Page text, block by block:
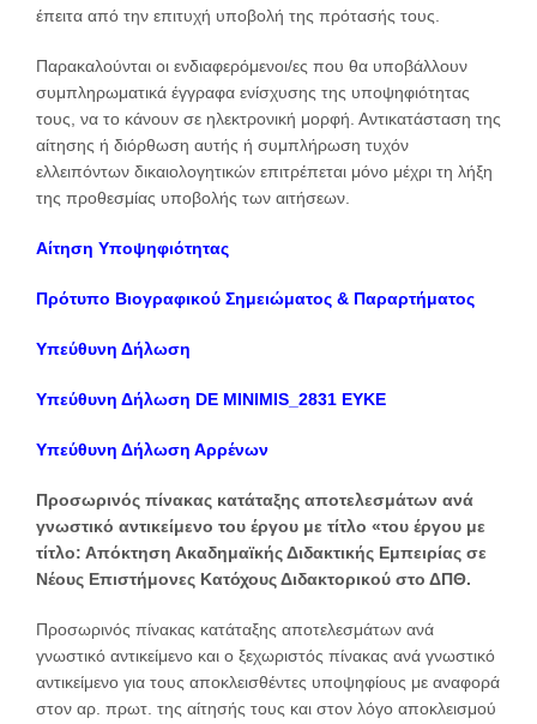
έπειτα από την επιτυχή υποβολή της πρότασής τους.
Παρακαλούνται οι ενδιαφερόμενοι/ες που θα υποβάλλουν
συμπληρωματικά έγγραφα ενίσχυσης της υποψηφιότητας
τους, να το κάνουν σε ηλεκτρονική μορφή. Αντικατάσταση της
αίτησης ή διόρθωση αυτής ή συμπλήρωση τυχόν
ελλειπόντων δικαιολογητικών επιτρέπεται μόνο μέχρι τη λήξη
της προθεσμίας υποβολής των αιτήσεων.
Αίτηση Υποψηφιότητας
Πρότυπο Βιογραφικού Σημειώματος & Παραρτήματος
Υπεύθυνη Δήλωση
Υπεύθυνη Δήλωση DE MINIMIS_2831 ΕΥΚΕ
Υπεύθυνη Δήλωση Αρρένων
Προσωρινός πίνακας κατάταξης αποτελεσμάτων ανά
γνωστικό αντικείμενο του έργου με τίτλο «του έργου με
τίτλο: Απόκτηση Ακαδημαϊκής Διδακτικής Εμπειρίας σε
Νέους Επιστήμονες Κατόχους Διδακτορικού στο ΔΠΘ.
Προσωρινός πίνακας κατάταξης αποτελεσμάτων ανά
γνωστικό αντικείμενο και ο ξεχωριστός πίνακας ανά γνωστικό
αντικείμενο για τους αποκλεισθέντες υποψηφίους με αναφορά
στον αρ. πρωτ. της αίτησής τους και στον λόγο αποκλεισμού